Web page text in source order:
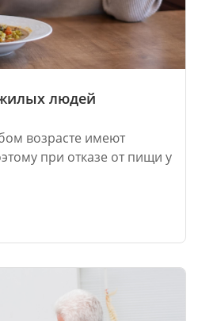
людей
возрасте имеют
при отказе от пищи у